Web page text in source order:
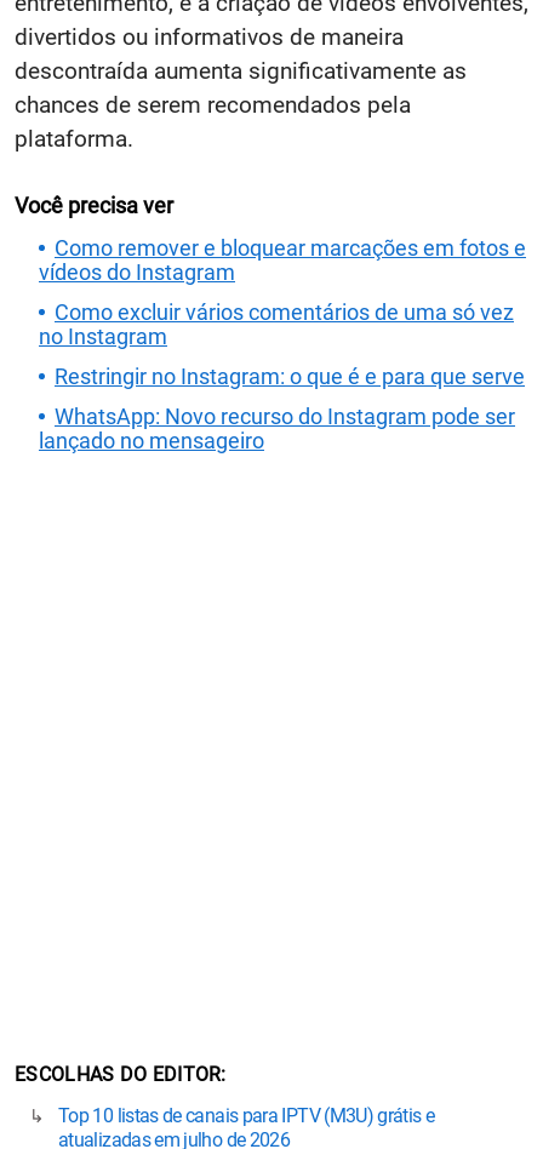
divertidos ou informativos de maneira
descontraída aumenta significativamente as
chances de serem recomendados pela
plataforma.
Você precisa ver
Como remover e bloquear marcações em fotos e
vídeos do Instagram
Como excluir vários comentários de uma só vez
no Instagram
Restringir no Instagram: o que é e para que serve
WhatsApp: Novo recurso do Instagram pode ser
lançado no mensageiro
ESCOLHAS DO EDITOR
Top 10 listas de canais para IPTV (M3U) grátis e
atualizadas em julho de 2026